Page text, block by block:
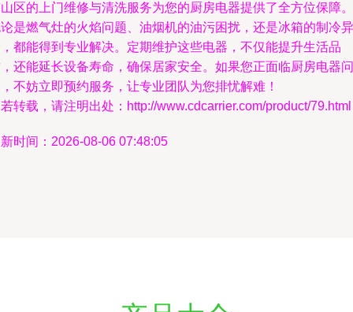
区的上门维修与清洗服务为您的厨房电器提供了全方位保障。
是燃气灶的火焰问题、油烟机的油污困扰，还是冰箱的制冷异
都能得到专业解决。定期维护这些电器，不仅能提升生活品
还能延长设备寿命，确保居家安全。如果您正面临厨房电器问
不妨立即预约服务，让专业团队为您排忧解难！
转载，请注明出处：http://www.cdcarrier.com/product/79.html
时间：2026-08-06 07:48:05